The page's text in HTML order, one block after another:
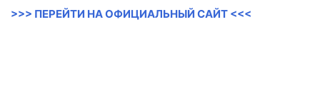
>>> ПЕРЕЙТИ НА ОФИЦИАЛЬНЫЙ САЙТ <<<